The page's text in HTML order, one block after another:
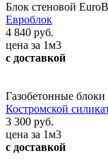
Блок стеновой
Евроблок
4 840 руб.
цена за 1м3
с доставкой
Газобетонные
Костромской
3 300 руб.
цена за 1м3
с доставкой